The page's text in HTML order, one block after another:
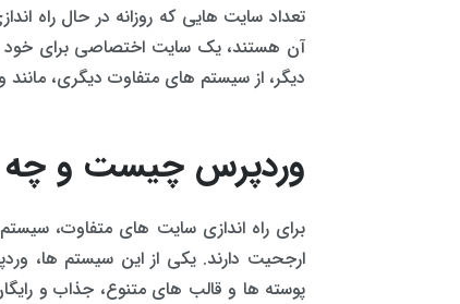
تعداد سایت هایی که روزانه در حال راه
آن هستند، یک سایت اختصاصی برای خود
دیگر، از سیستم های متفاوت دیگری، مانند
وردپرس چیست و چه
برای راه اندازی سایت های متفاوت،
ارجحیت دارند. یکی از این سیستم ها،
پوسته ها و قالب های متنوع، جذاب و